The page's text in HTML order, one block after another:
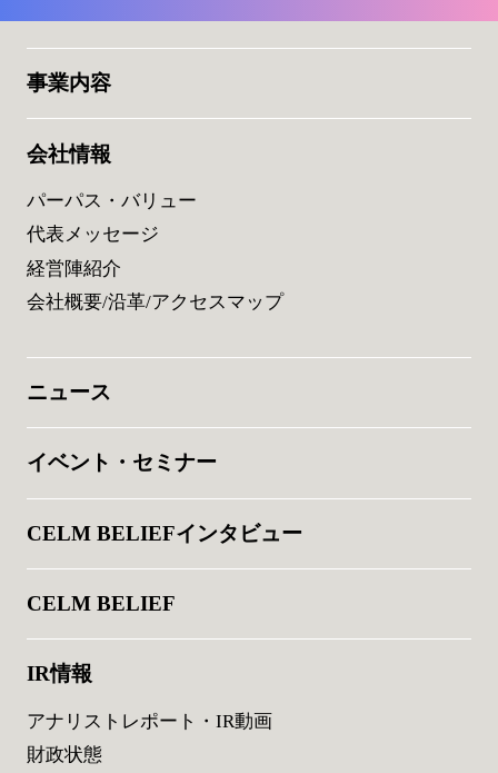
事業内容
会社情報
パーパス・バリュー
代表メッセージ
経営陣紹介
会社概要/沿革/アクセスマップ
ニュース
イベント・セミナー
CELM BELIEFインタビュー
CELM BELIEF
IR情報
アナリストレポート・IR動画
財政状態